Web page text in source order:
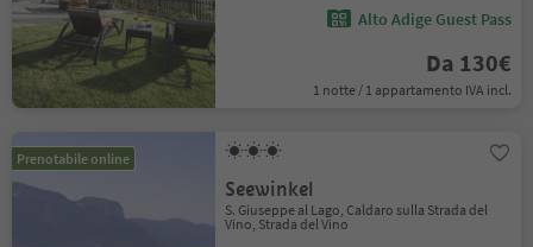
Alto Adige Guest Pass
Da 130€
1 notte / 1 appartamento IVA incl.
Prenotabile online
Seewinkel
S. Giuseppe al Lago, Caldaro sulla Strada del
Vino, Strada del Vino